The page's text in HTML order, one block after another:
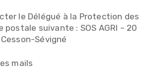
le Délégué à la Protection des
postale suivante : SOS AGRI – 20
Sévigné
mails